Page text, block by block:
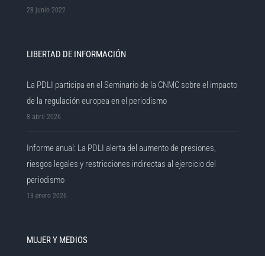
28 junio 2022
LIBERTAD DE INFORMACIÓN
La PDLI participa en el Seminario de la CNMC sobre el impacto
de la regulación europea en el periodismo
8 abril 2026
Informe anual: La PDLI alerta del aumento de presiones,
riesgos legales y restricciones indirectas al ejercicio del
periodismo
13 enero 2026
MUJER Y MEDIOS